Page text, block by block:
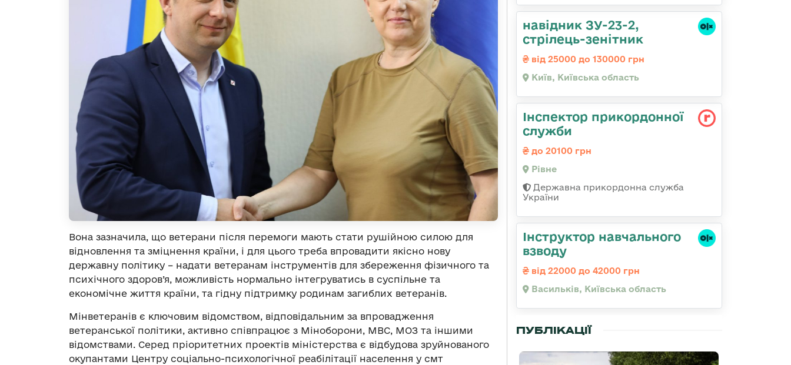
Вона зазначила, що ветерани після перемоги мають стати рушійною силою для
відновлення та зміцнення країни, і для цього треба впровадити якісно нову
державну політику – надати ветеранам інструментів для збереження фізичного та
психічного здоров’я, можливість нормально інтегруватись в суспільне та
економічне життя країни, та гідну підтримку родинам загиблих ветеранів.
Мінветеранів є ключовим відомством, відповідальним за впровадження
ветеранської політики, активно співпрацює з Міноборони, МВС, МОЗ та іншими
відомствами. Серед пріоритетних проектів міністерства є відбудова зруйнованого
окупантами Центру соціально-психологічної реабілітації населення у смт
навідник ЗУ-23-2,
стрілець-зенітник
від 25000 до 130000 грн
Київ, Київська область
Інспектор прикордонної
служби
до 20100 грн
Рівне
Державна прикордонна служба
України
Інструктор навчального
взводу
від 22000 до 42000 грн
Васильків, Київська область
ПУБЛІКАЦІЇ